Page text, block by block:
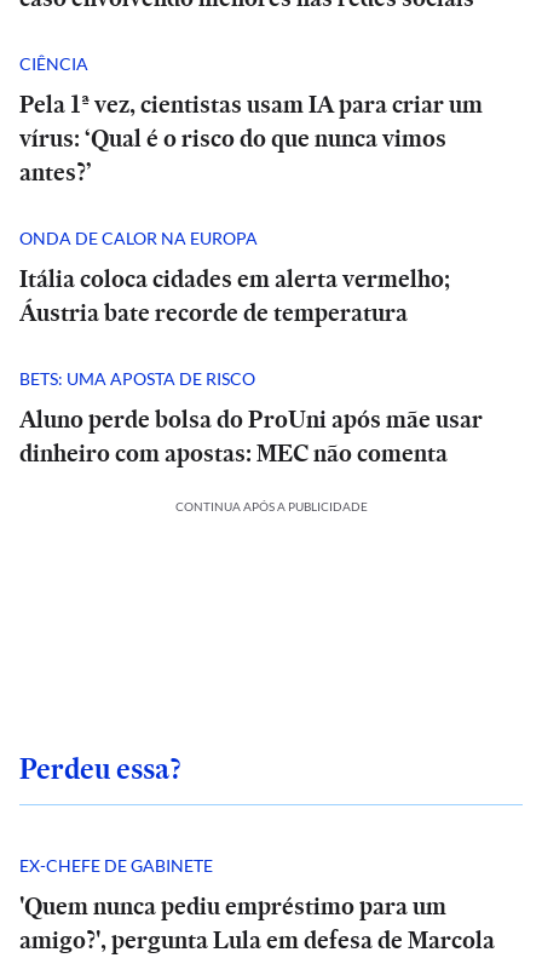
CIÊNCIA
Pela 1ª vez, cientistas usam IA para criar um
vírus: ‘Qual é o risco do que nunca vimos
antes?’
ONDA DE CALOR NA EUROPA
Itália coloca cidades em alerta vermelho;
Áustria bate recorde de temperatura
BETS: UMA APOSTA DE RISCO
Aluno perde bolsa do ProUni após mãe usar
dinheiro com apostas: MEC não comenta
CONTINUA APÓS A PUBLICIDADE
Perdeu essa?
EX-CHEFE DE GABINETE
'Quem nunca pediu empréstimo para um
amigo?', pergunta Lula em defesa de Marcola